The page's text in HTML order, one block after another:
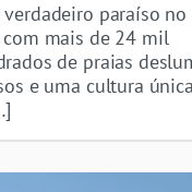
paraíso no
mais de 24 mil
de praias
e uma cultura